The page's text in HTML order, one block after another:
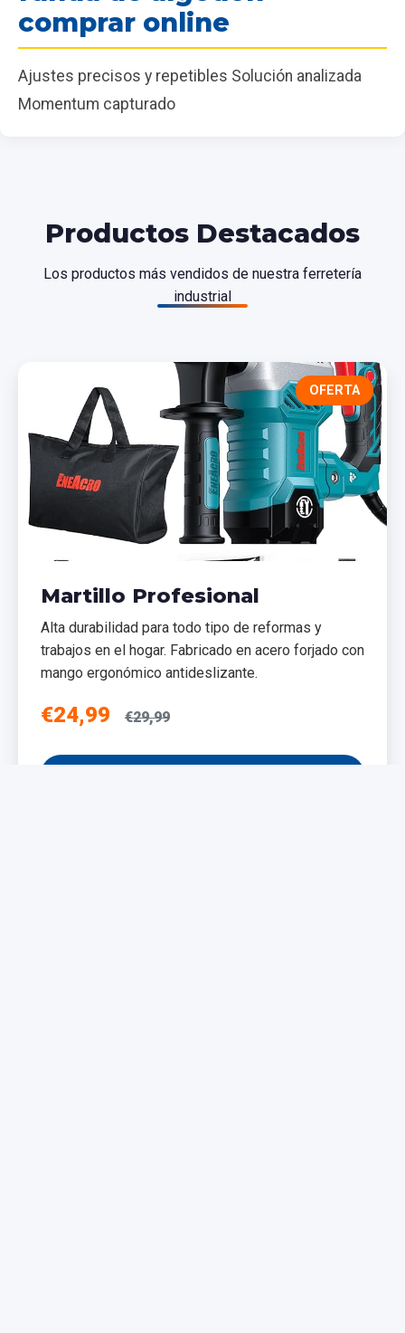
comprar online
Ajustes precisos y repetibles Solución analizada
Momentum capturado
Productos Destacados
Los productos más vendidos de nuestra ferretería
industrial
OFERTA
Martillo Profesional
Alta durabilidad para todo tipo de reformas y
trabajos en el hogar. Fabricado en acero forjado con
mango ergonómico antideslizante.
€24,99 €29,99